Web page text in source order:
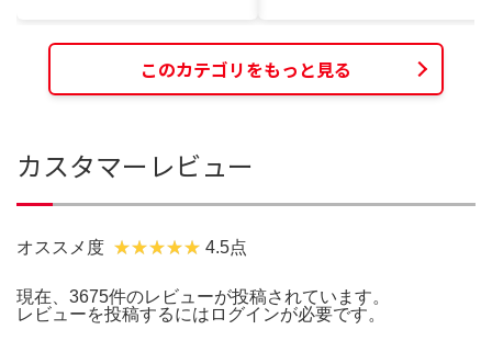
このカテゴリをもっと見る
カスタマーレビュー
オススメ度 4.5点
現在、3675件のレビューが投稿されています。
レビューを投稿するには ログインが必要です。